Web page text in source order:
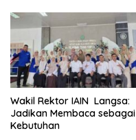
Wakil Rektor IAIN Langsa:
Jadikan Membaca sebagai
Kebutuhan